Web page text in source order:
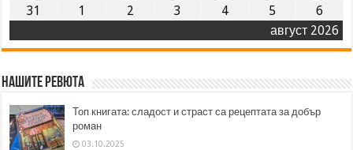
август 2026
31
1 2 3 4 5 6
Нашите ревюта
Топ книгата: сладост и страст са рецептата за добър
роман
03.10.2025